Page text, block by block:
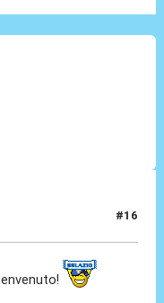
#16